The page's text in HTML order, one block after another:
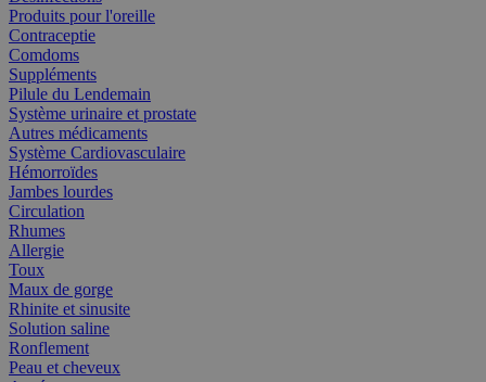
Produits pour l'oreille
Contraceptie
Comdoms
Suppléments
Pilule du Lendemain
Système urinaire et prostate
Autres médicaments
Système Cardiovasculaire
Hémorroïdes
Jambes lourdes
Circulation
Rhumes
Allergie
Toux
Maux de gorge
Rhinite et sinusite
Solution saline
Ronflement
Peau et cheveux